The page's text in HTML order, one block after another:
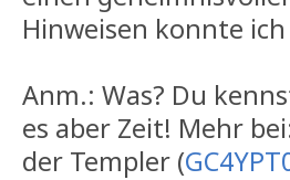
Hinweisen konnte
Anm.: Was? Du
es aber Zeit! Mehr
der Templer (